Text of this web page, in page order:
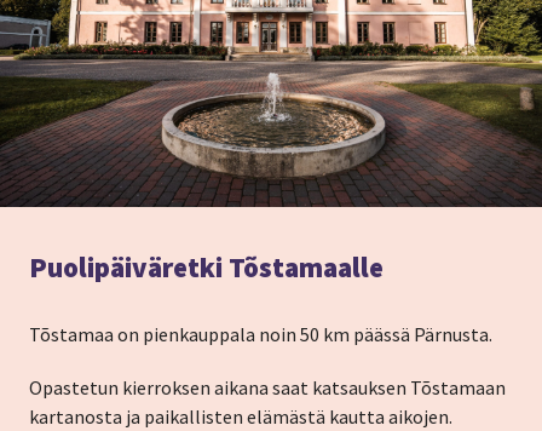
Puolipäiväretki Tõstamaalle
Tõstamaa on pienkauppala noin 50 km päässä Pärnusta.
Opastetun kierroksen aikana saat katsauksen Tõstamaan
kartanosta ja paikallisten elämästä kautta aikojen.